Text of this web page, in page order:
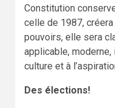
Constitution
celle de 1987,
pouvoirs, elle sera
applicable,
culture et à
Des élections!